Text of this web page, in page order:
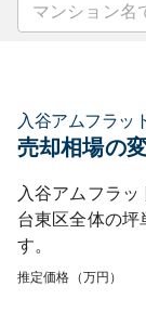
入谷アムフラッ
売却相場の
入谷アムフラッ
台東区全体の坪
す。
推定価格（万円）